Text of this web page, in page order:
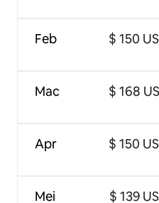
Feb
Mac
Apr
Mei
$ 150
$ 168
$ 150
$ 139